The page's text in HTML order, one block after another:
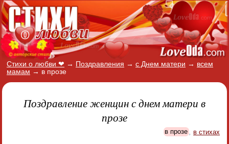
Стихи о любви ❤ → Поздравления → с Днем матери → всем
мамам → в прозе
Поздравление женщин с днем матери в
прозе
в прозе в стихах